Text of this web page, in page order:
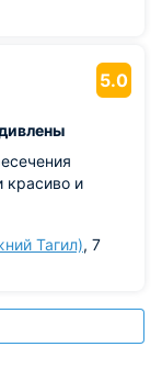
5.0
красиво и
Тагил), 7